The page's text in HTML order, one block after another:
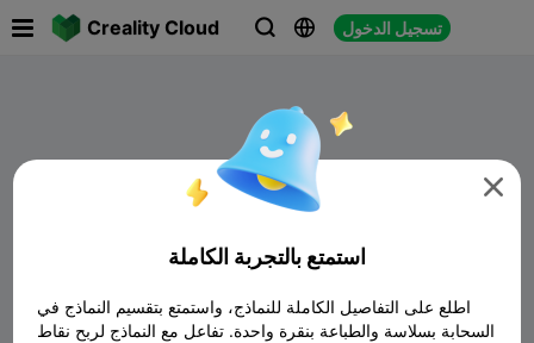
Creality Cloud   تسجيل الدخول

استمتع بالتجربة الكاملة
اطلع على التفاصيل الكاملة للنماذج، واستمتع بتقسيم النماذج في
السحابة بسلاسة والطباعة بنقرة واحدة. تفاعل مع النماذج لربح نقاط